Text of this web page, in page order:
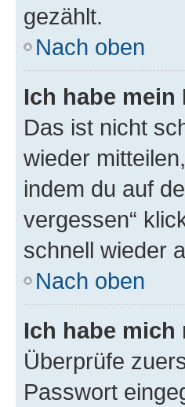
gezählt.
Nach oben
Ich habe
Das ist nicht
wieder
indem du auf
vergessen“
schnell wieder
Nach oben
Ich habe
Überprüfe
Passwort